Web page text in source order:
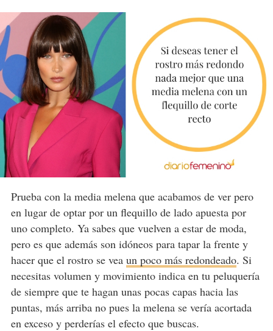
Prueba con la media melena que acabamos de ver pero
en lugar de optar por un flequillo de lado apuesta por
uno completo. Ya sabes que vuelven a estar de moda,
pero es que además son idóneos para tapar la frente y
hacer que el rostro se vea un poco más redondeado. Si
necesitas volumen y movimiento indica en tu peluquería
de siempre que te hagan unas pocas capas hacia las
puntas, más arriba no pues la melena se vería acortada
en exceso y perderías el efecto que buscas.